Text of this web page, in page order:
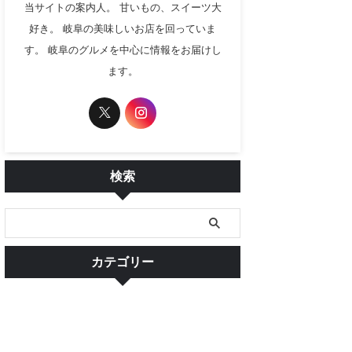
当サイトの案内人。 甘いもの、スイーツ大
好き。 岐阜の美味しいお店を回っていま
す。 岐阜のグルメを中心に情報をお届けし
ます。
検索
カテゴリー